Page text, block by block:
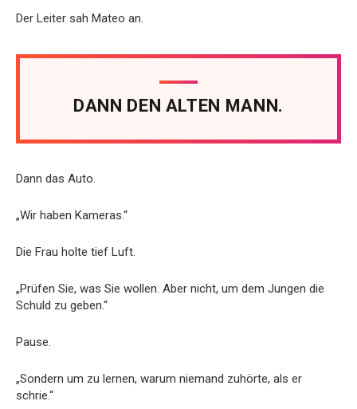
Der Leiter sah Mateo an.
DANN DEN ALTEN MANN.
Dann das Auto.
„Wir haben Kameras.“
Die Frau holte tief Luft.
„Prüfen Sie, was Sie wollen. Aber nicht, um dem Jungen die
Schuld zu geben.“
Pause.
„Sondern um zu lernen, warum niemand zuhörte, als er
schrie.“